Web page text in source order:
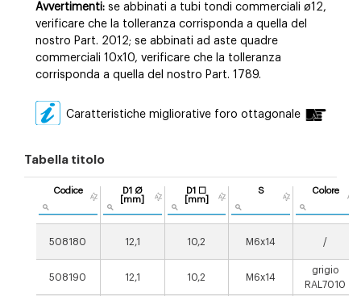
Avvertimenti: se abbinati a tubi tondi commerciali ø12,
verificare che la tolleranza corrisponda a quella del
nostro Part. 2012; se abbinati ad aste quadre
commerciali 10x10, verificare che la tolleranza
corrisponda a quella del nostro Part. 1789.
Caratteristiche migliorative foro ottagonale
Tabella titolo
Codice
D1 Ø
[mm]
D1 ☐
[mm]
S Colore
508180 12,1 10,2 M6x14 /
508190 12,1 10,2 M6x14
grigio
RAL7010